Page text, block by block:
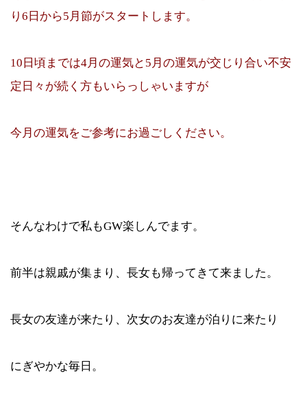
り6日から5月節がスタートします。
10日頃までは4月の運気と5月の運気が交じり合い不安
定日々が続く方もいらっしゃいますが
今月の運気をご参考にお過ごしください。
そんなわけで私もGW楽しんでます。
前半は親戚が集まり、長女も帰ってきて来ました。
長女の友達が来たり、次女のお友達が泊りに来たり
にぎやかな毎日。